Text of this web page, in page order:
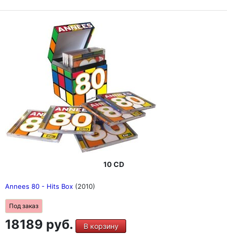
10 CD
Annees 80 - Hits Box (2010)
Под заказ
18189 руб. В корзину